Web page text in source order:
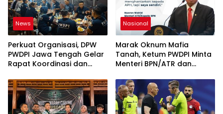
News
Perkuat Organisasi, DPW
PWDPI Jawa Tengah Gelar
Rapat Koordinasi dan
Pelantikan Pengurus Baru
Nasional
Marak Oknum Mafia
Tanah, Ketum PWDPI Minta
Menteri BPN/ATR dan
Karimun Kepri